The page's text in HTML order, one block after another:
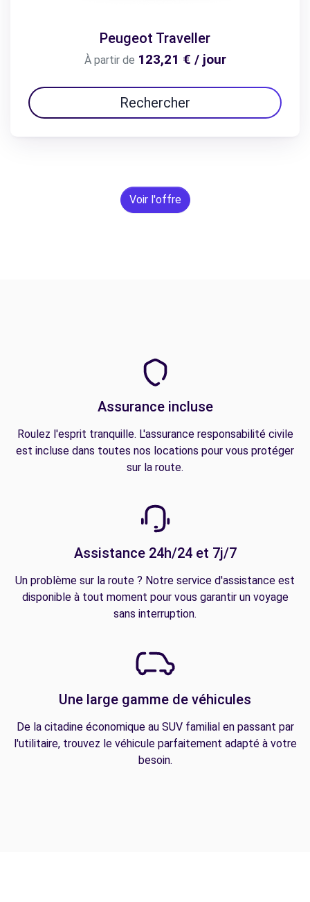
Peugeot Traveller
À partir de 123,21 € / jour
Rechercher
Voir l'offre
Assurance incluse
Roulez l'esprit tranquille. L'assurance responsabilité civile
est incluse dans toutes nos locations pour vous protéger
sur la route.
Assistance 24h/24 et 7j/7
Un problème sur la route ? Notre service d'assistance est
disponible à tout moment pour vous garantir un voyage
sans interruption.
Une large gamme de véhicules
De la citadine économique au SUV familial en passant par
l'utilitaire, trouvez le véhicule parfaitement adapté à votre
besoin.